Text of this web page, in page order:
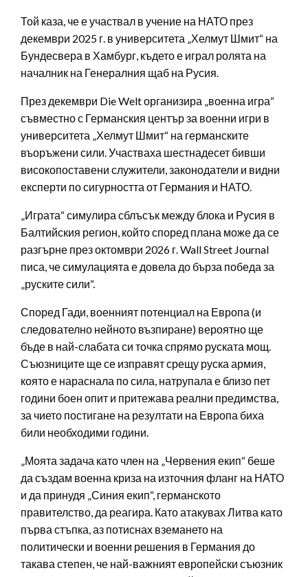
Той каза, че е участвал в учение на НАТО през
декември 2025 г. в университета „Хелмут Шмит“ на
Бундесвера в Хамбург, където е играл ролята на
началник на Генералния щаб на Русия.
През декември Die Welt организира „военна игра“
съвместно с Германския център за военни игри в
университета „Хелмут Шмит“ на германските
въоръжени сили. Участваха шестнадесет бивши
високопоставени служители, законодатели и видни
експерти по сигурността от Германия и НАТО.
„Играта“ симулира сблъсък между блока и Русия в
Балтийския регион, който според плана може да се
разгърне през октомври 2026 г. Wall Street Journal
писа, че симулацията е довела до бърза победа за
„руските сили“.
Според Гади, военният потенциал на Европа (и
следователно нейното възпиране) вероятно ще
бъде в най-слабата си точка спрямо руската мощ.
Съюзниците ще се изправят срещу руска армия,
която е нараснала по сила, натрупала е близо пет
години боен опит и притежава реални предимства,
за чието постигане на резултати на Европа биха
били необходими години.
„Моята задача като член на „Червения екип“ беше
да създам военна криза на източния фланг на НАТО
и да принудя „Синия екип“, германското
правителство, да реагира. Като атакувах Литва като
първа стъпка, аз потиснах вземането на
политически и военни решения в Германия до
такава степен, че най-важният европейски съюзник